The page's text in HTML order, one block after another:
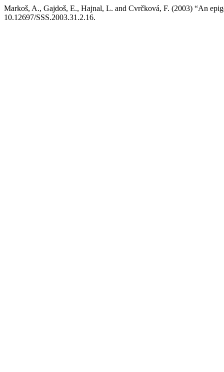
Markoš, A., Gajdoš, E., Hajnal, L. and Cvrčková, F. (2003) “An
10.12697/SSS.2003.31.2.16.